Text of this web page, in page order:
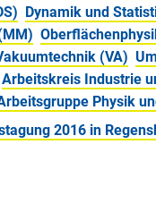
Dynamik und
(VA)
Arbeitskreis Industrie
Physik
2016 in